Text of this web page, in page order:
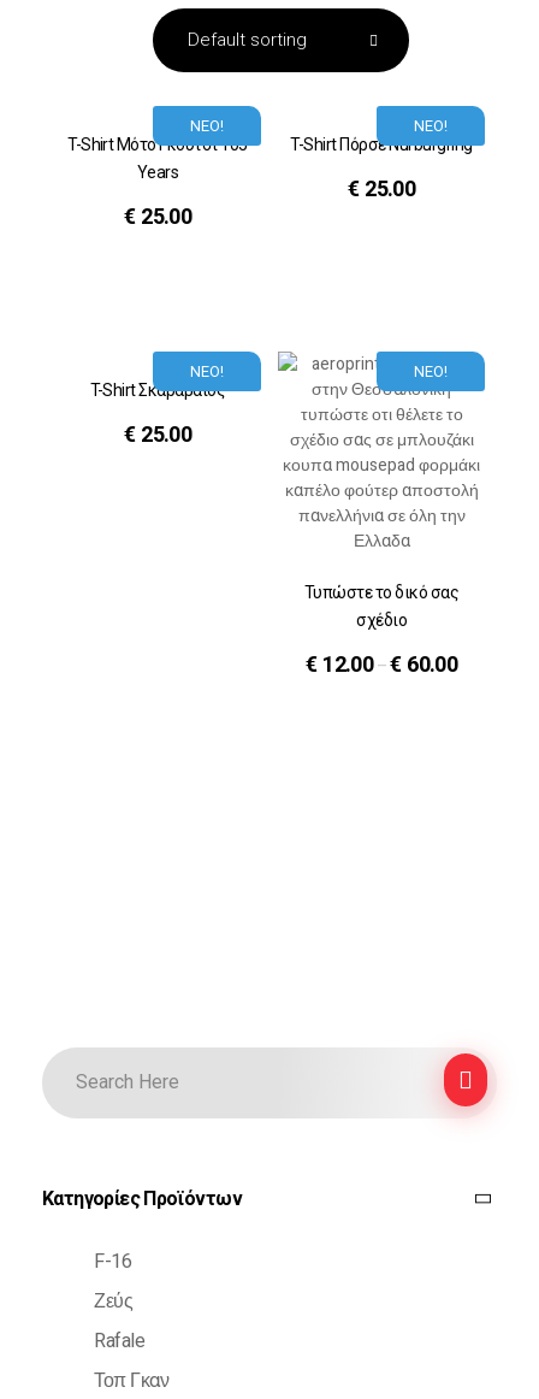
ΝΕΟ!
T-Shirt Μότο Γκούτσι 105
Years
€ 25.00
ΝΕΟ!
T-Shirt Πόρσε Nurburgring
€ 25.00
ΝΕΟ!
T-Shirt Σκαραβαίος
€ 25.00
ΝΕΟ!
Τυπώστε το δικό σας
σχέδιο
€ 12.00–€ 60.00
Κατηγορίες Προϊόντων
F-16
Ζεύς
Rafale
Τοπ Γκαν